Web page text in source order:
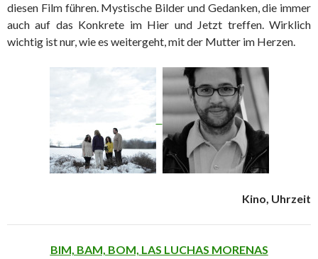
diesen Film führen. Mystische Bilder und Gedanken, die immer
auch auf das Konkrete im Hier und Jetzt treffen. Wirklich
wichtig ist nur, wie es weitergeht, mit der Mutter im Herzen.
Kino, Uhrzeit
BIM, BAM, BOM, LAS LUCHAS MORENAS